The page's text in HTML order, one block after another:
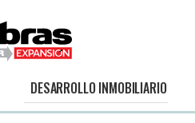
DESARROLLO INMOBILIARIO